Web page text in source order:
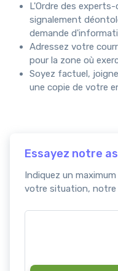
L'Ordre des
signalement
demande
Adressez votre
pour la zone où
Soyez factuel,
une copie de votre
Essayez notre
Indiquez un
votre situation, notre